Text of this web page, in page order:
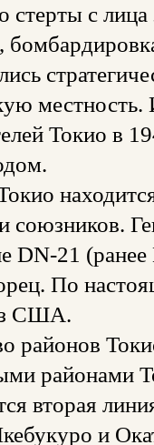
стерты с
Токио в
союзников.
DN-21
По
США.
районов
районами
вторая
и